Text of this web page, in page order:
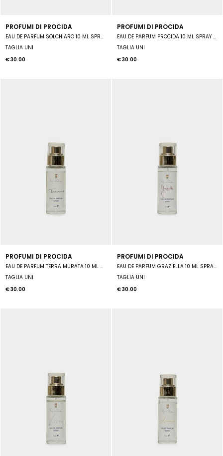
PROFUMI DI PROCIDA
EAU DE PARFUM SOLCHIARO 10 ML SPRAY UNISEX
TAGLIA UNI
€ 30.00
PROFUMI DI PROCIDA
EAU DE PARFUM PROCIDA 10 ML SPRAY UNISEX
TAGLIA UNI
€ 30.00
PROFUMI DI PROCIDA
EAU DE PARFUM TERRA MURATA 10 ML SPRAY UNISEX
TAGLIA UNI
€ 30.00
PROFUMI DI PROCIDA
EAU DE PARFUM GRAZIELLA 10 ML SPRAY UNISEX
TAGLIA UNI
€ 30.00